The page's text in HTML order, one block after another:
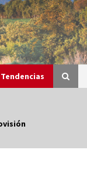
Tendencias